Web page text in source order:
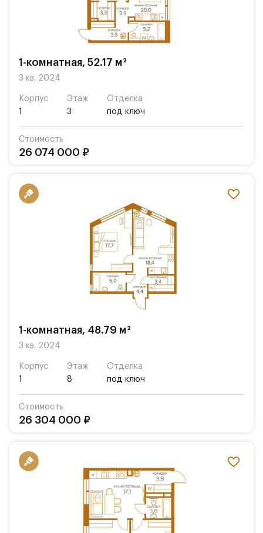
1-комнатная, 52.17 м²
3 кв. 2024
Корпус
1
Этаж
3
Отделка
под ключ
Стоимость
26 074 000 ₽
1-комнатная, 48.79 м²
3 кв. 2024
Корпус
1
Этаж
8
Отделка
под ключ
Стоимость
26 304 000 ₽